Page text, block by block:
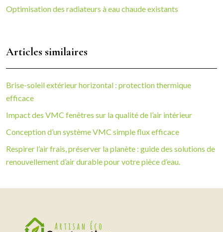
Optimisation des radiateurs à eau chaude existants
Articles similaires
Brise-soleil extérieur horizontal : protection thermique
efficace
Impact des VMC fenêtres sur la qualité de l’air intérieur
Conception d’un système VMC simple flux efficace
Respirer l’air frais, préserver la planète : guide des solutions de
renouvellement d’air durable pour votre pièce d’eau.